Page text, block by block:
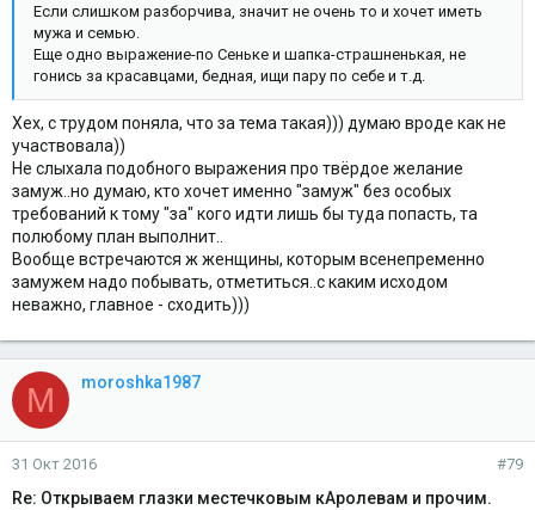
Если слишком разборчива, значит не очень то и хочет иметь
мужа и семью.
Еще одно выражение-по Сеньке и шапка-страшненькая, не
гонись за красавцами, бедная, ищи пару по себе и т.д.
Хех, с трудом поняла, что за тема такая))) думаю вроде как не
участвовала))
Не слыхала подобного выражения про твёрдое желание
замуж..но думаю, кто хочет именно "замуж" без особых
требований к тому "за" кого идти лишь бы туда попасть, та
полюбому план выполнит..
Вообще встречаются ж женщины, которым всенепременно
замужем надо побывать, отметиться..с каким исходом
неважно, главное - сходить)))
M moroshka1987
31 Окт 2016 #79
Re: Открываем глазки местечковым кАролевам и прочим.